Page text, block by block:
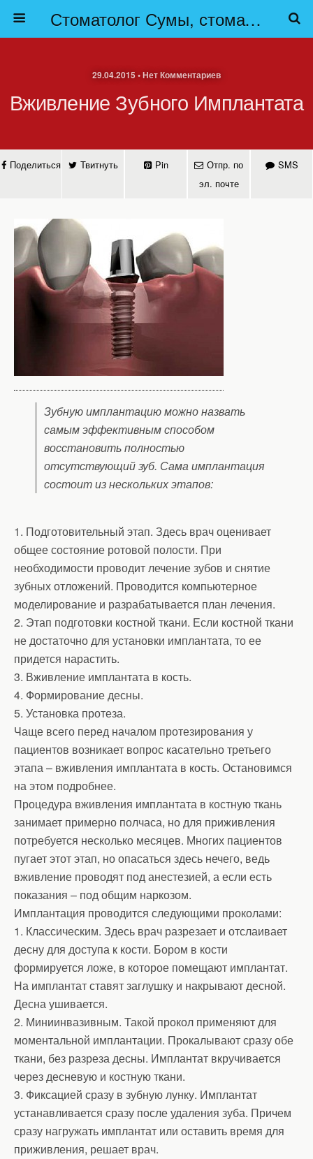
Стоматолог Сумы, стоматологические клиники Сумы, детская стоматология в Сумах. | Частная стоматология Сумы
29.04.2015 • Нет Комментариев
Вживление Зубного Имплантата
Поделиться Твитнуть Pin
Отпр. по
эл. почте
SMS
Зубную имплантацию можно назвать
самым эффективным способом
восстановить полностью
отсутствующий зуб. Сама имплантация
состоит из нескольких этапов:
1. Подготовительный этап. Здесь врач оценивает
общее состояние ротовой полости. При
необходимости проводит лечение зубов и снятие
зубных отложений. Проводится компьютерное
моделирование и разрабатывается план лечения.
2. Этап подготовки костной ткани. Если костной ткани
не достаточно для установки имплантата, то ее
придется нарастить.
3. Вживление имплантата в кость.
4. Формирование десны.
5. Установка протеза.
Чаще всего перед началом протезирования у
пациентов возникает вопрос касательно третьего
этапа – вживления имплантата в кость. Остановимся
на этом подробнее.
Процедура вживления имплантата в костную ткань
занимает примерно полчаса, но для приживления
потребуется несколько месяцев. Многих пациентов
пугает этот этап, но опасаться здесь нечего, ведь
вживление проводят под анестезией, а если есть
показания – под общим наркозом.
Имплантация проводится следующими проколами:
1. Классическим. Здесь врач разрезает и отслаивает
десну для доступа к кости. Бором в кости
формируется ложе, в которое помещают имплантат.
На имплантат ставят заглушку и накрывают десной.
Десна ушивается.
2. Миниинвазивным. Такой прокол применяют для
моментальной имплантации. Прокалывают сразу обе
ткани, без разреза десны. Имплантат вкручивается
через десневую и костную ткани.
3. Фиксацией сразу в зубную лунку. Имплантат
устанавливается сразу после удаления зуба. Причем
сразу нагружать имплантат или оставить время для
приживления, решает врач.